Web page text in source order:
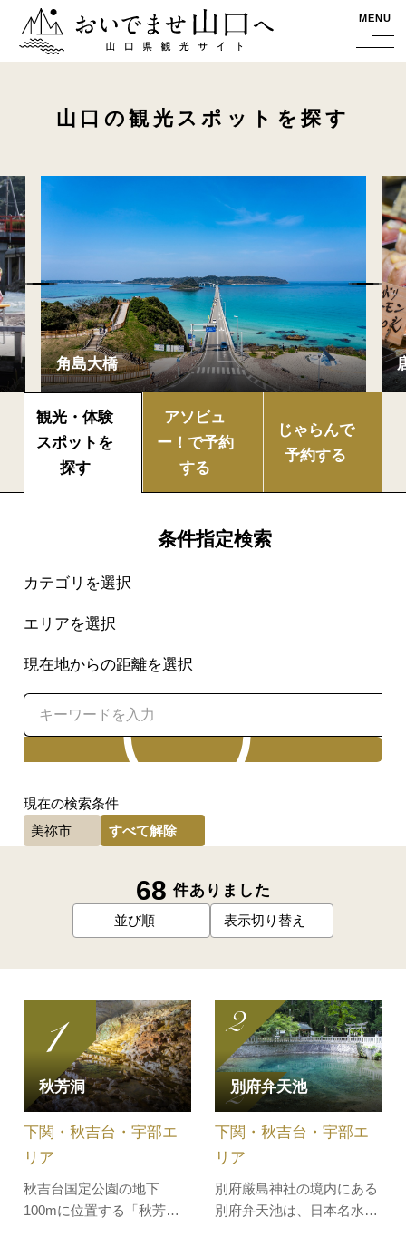
おいでませ山口へー山口県観光サイト MENU
山口の観光スポットを探す
観光・体験
スポットを
探す
アソビュ
ー！で予約
する
じゃらんで
予約する
条件指定検索
カテゴリを選択
エリアを選択
現在地からの距離を選択
現在の検索条件
美祢市
すべて解除
68 件ありました
並び順 表示切り替え
秋芳洞
秋吉台国定公園の地下
100mに位置する「秋芳洞
下関・秋吉台・宇部エ
リア
別府弁天池
別府厳島神社の境内にある
別府弁天池は、日本名水百
下関・秋吉台・宇部エ
リア